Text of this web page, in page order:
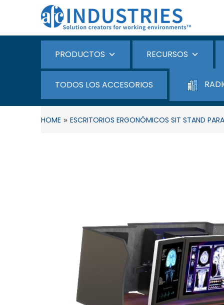
PRODUCTOS RECURSOS
TODOS LOS ACCESORIOS
HOME » ESCRITORIOS ERGONÓMICOS SIT STAND